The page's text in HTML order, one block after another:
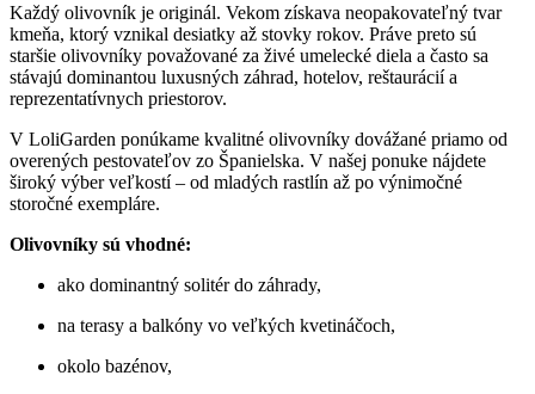
Každý olivovník je originál. Vekom získava neopakovateľný tvar
kmeňa, ktorý vznikal desiatky až stovky rokov. Práve preto sú
staršie olivovníky považované za živé umelecké diela a často sa
stávajú dominantou luxusných záhrad, hotelov, reštaurácií a
reprezentatívnych priestorov.
V LoliGarden ponúkame kvalitné olivovníky dovážané priamo od
overených pestovateľov zo Španielska. V našej ponuke nájdete
široký výber veľkostí – od mladých rastlín až po výnimočné
storočné exempláre.
Olivovníky sú vhodné:
ako dominantný solitér do záhrady,
na terasy a balkóny vo veľkých kvetináčoch,
okolo bazénov,